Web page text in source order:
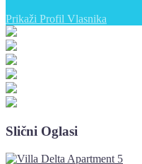
Prikaži Profil Vlasnika
Slični Oglasi